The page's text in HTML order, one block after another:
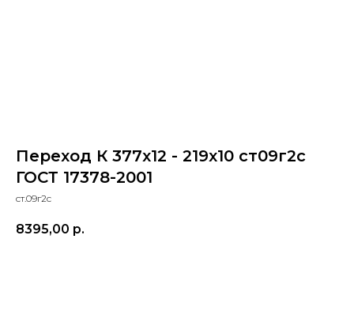
Переход К 377х12 - 219х10 ст09г2с
ГОСТ 17378-2001
ст.09г2с
8395,00 р.